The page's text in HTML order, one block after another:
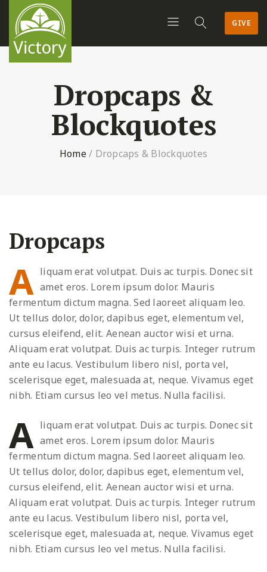
GIVE
Dropcaps &
Blockquotes
Home/ Dropcaps & Blockquotes
Dropcaps
A liquam erat volutpat. Duis ac turpis. Donec sit
amet eros. Lorem ipsum dolor. Mauris
fermentum dictum magna. Sed laoreet aliquam leo.
Ut tellus dolor, dolor, dapibus eget, elementum vel,
cursus eleifend, elit. Aenean auctor wisi et urna.
Aliquam erat volutpat. Duis ac turpis. Integer rutrum
ante eu lacus. Vestibulum libero nisl, porta vel,
scelerisque eget, malesuada at, neque. Vivamus eget
nibh. Etiam cursus leo vel metus. Nulla facilisi.
A liquam erat volutpat. Duis ac turpis. Donec sit
amet eros. Lorem ipsum dolor. Mauris
fermentum dictum magna. Sed laoreet aliquam leo.
Ut tellus dolor, dolor, dapibus eget, elementum vel,
cursus eleifend, elit. Aenean auctor wisi et urna.
Aliquam erat volutpat. Duis ac turpis. Integer rutrum
ante eu lacus. Vestibulum libero nisl, porta vel,
scelerisque eget, malesuada at, neque. Vivamus eget
nibh. Etiam cursus leo vel metus. Nulla facilisi.